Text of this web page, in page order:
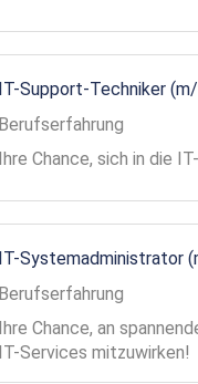
IT-Support-Techniker
Berufserfahrung
Ihre Chance, sich in die
IT-Systemadministrator
Berufserfahrung
Ihre Chance, an
IT-Services mitzuwirken!